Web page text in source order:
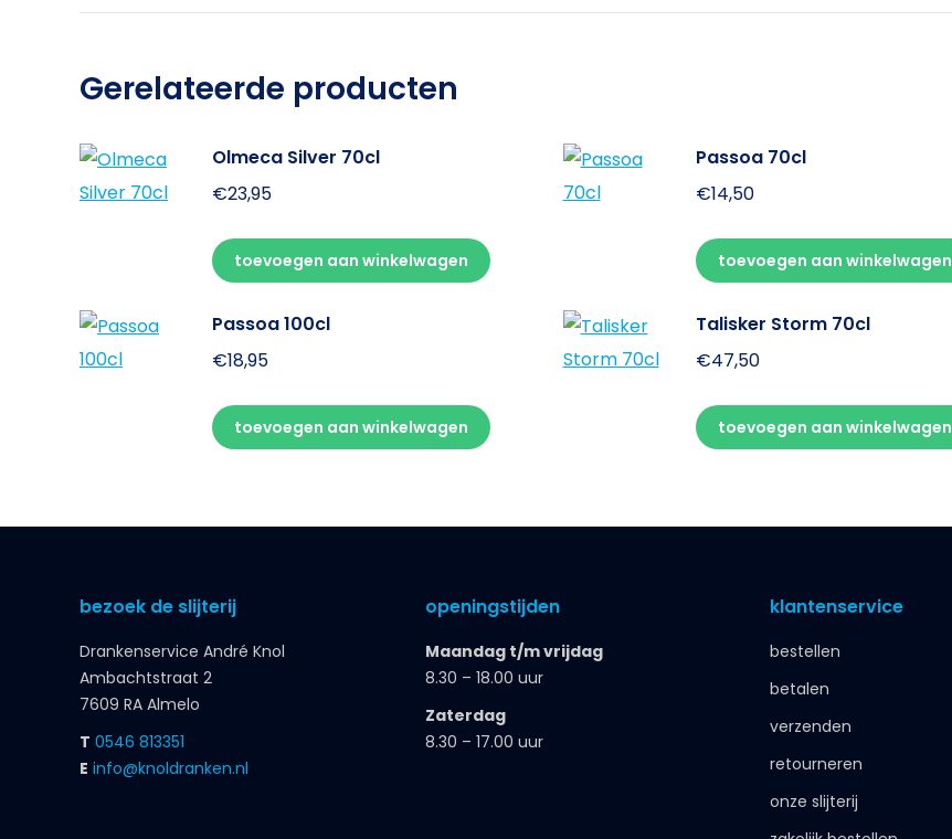
Gerelateerde producten
Olmeca Silver 70cl
€23,95
toevoegen aan winkelwagen
Passoa 70cl
€14,50
toevoegen aan winkelwagen
Passoa 100cl
€18,95
toevoegen aan winkelwagen
Talisker Storm 70cl
€47,50
toevoegen aan winkelwagen
bezoek de slijterij
Drankenservice André Knol
Ambachtstraat 2
7609 RA Almelo
T 0546 813351
E info@knoldranken.nl
openingstijden
Maandag t/m vrijdag
8.30 – 18.00 uur
Zaterdag
8.30 – 17.00 uur
klantenservice
bestellen
betalen
verzenden
retourneren
onze slijterij